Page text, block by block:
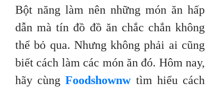
Bột năng làm nên những món ăn hấp
dẫn mà tín đồ đồ ăn chắc chắn không
thể bỏ qua. Nhưng không phải ai cũng
biết cách làm các món ăn đó. Hôm nay,
hãy cùngFoodshownwtìm hiểu cách